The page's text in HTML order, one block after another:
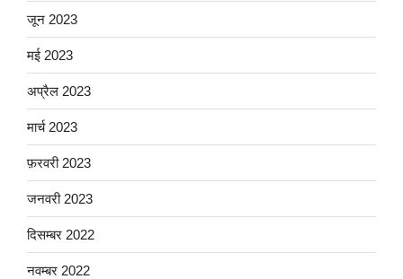
जून 2023
मई 2023
अप्रैल 2023
मार्च 2023
फ़रवरी 2023
जनवरी 2023
दिसम्बर 2022
नवम्बर 2022